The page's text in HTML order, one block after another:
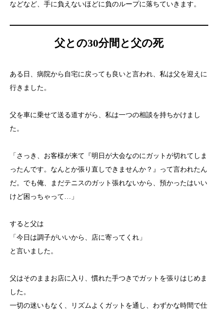
などなど、手に負えないほどに負のループに落ちていきます。
父との30分間と父の死
ある日、病院から自宅に戻っても良いと言われ、私は父を迎えに
行きました。
父を車に乗せて送る道すがら、私は一つの相談を持ちかけまし
た。
「さっき、お客様が来て『明日が大会なのにガットが切れてしま
ったんです。なんとか張り直しできませんか？』って言われたん
だ。でも俺、まだテニスのガット張れないから、預かったはいい
けど困っちゃって…」
すると父は
「今日は調子がいいから、店に寄ってくれ」
と言いました。
父はそのままお店に入り、慣れた手つきでガットを張りはじめま
した。
一切の迷いもなく、リズムよくガットを通し、わずかな時間で仕